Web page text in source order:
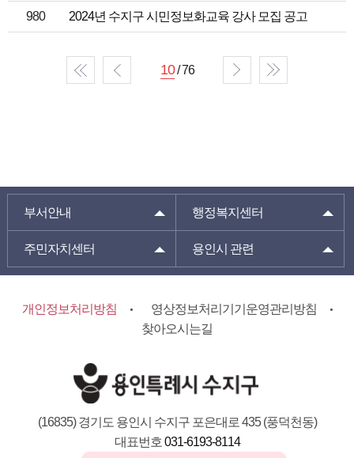
980 2024년 수지구 시민정보화교육 강사 모집 공고
10/ 76
부서안내 행정복지센터
주민자치센터 용인시 관련
개인정보처리방침
영상정보처리기기운영관리방침
찾아오시는길
(16835) 경기도 용인시 수지구 포은대로 435 (풍덕천동)
대표번호 031-6193-8114